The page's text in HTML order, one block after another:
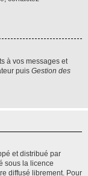
à vos messages et
puis Gestion des
et distribué par
sous la licence
diffusé librement. Pour